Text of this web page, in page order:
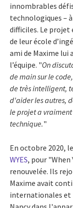
innombrables
technologiques –
difficiles. Le projet
de leur école
ami de Maxime lui
l’équipe. "On
de main sur le
de très intelligent,
d'aider les autres,
le projet a
technique."
En octobre 2020,
WYES, pour "When
renouvelée. Ils
Maxime avait
internationales et